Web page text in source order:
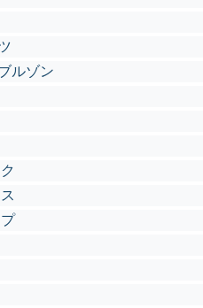
ルゾン